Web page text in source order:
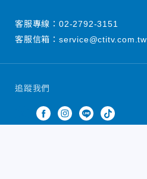
追蹤我們
客服專線： 02-2792-3151
客服信箱： service@ctitv.com.tw